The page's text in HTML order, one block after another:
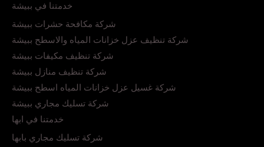
خدمتنا في ببيشة
شركة مكافحة حشرات ببيشة
شركة تنظيف عزل خزانات المياه والاسطح ببيشة
شركة تنظيف مكيفات ببيشة
شركة تنظيف منازل ببيشة
شركة غسيل عزل خزانات المياه اسطح ببيشة
شركة تسليك مجاري ببيشة
خدمتنا في ابها
شركة تسليك مجاري بابها